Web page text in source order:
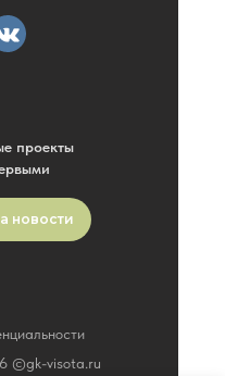
©gk-visota.ru
проекты
новости